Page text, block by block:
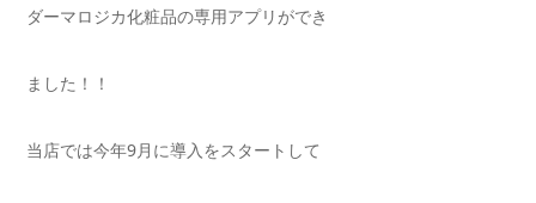
ダーマロジカ化粧品の専用アプリができ
ました！！
当店では今年9月に導入をスタートして